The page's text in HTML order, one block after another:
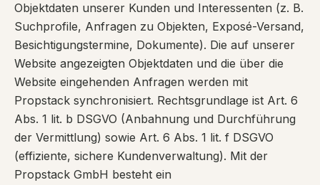
Objektdaten unserer Kunden und Interessenten (z. B.
Suchprofile, Anfragen zu Objekten, Exposé-Versand,
Besichtigungstermine, Dokumente). Die auf unserer
Website angezeigten Objektdaten und die über die
Website eingehenden Anfragen werden mit
Propstack synchronisiert. Rechtsgrundlage ist Art. 6
Abs. 1 lit. b DSGVO (Anbahnung und Durchführung
der Vermittlung) sowie Art. 6 Abs. 1 lit. f DSGVO
(effiziente, sichere Kundenverwaltung). Mit der
Propstack GmbH besteht ein